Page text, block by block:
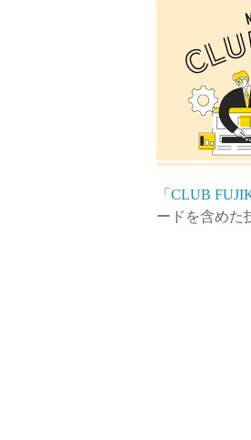
バルブと継手のき
説明会・講習会
「 CLUB
ードを含めた